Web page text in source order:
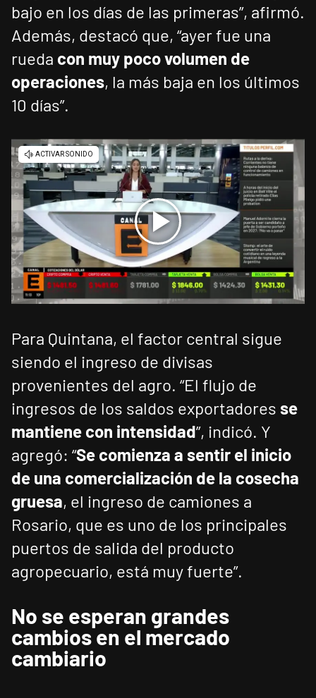
bajo en los días de las primeras”, afirmó.
Además, destacó que, “ayer fue una
rueda con muy poco volumen de
operaciones, la más baja en los últimos
10 días”.
Para Quintana, el factor central sigue
siendo el ingreso de divisas
provenientes del agro. “El flujo de
ingresos de los saldos exportadores se
mantiene con intensidad”, indicó. Y
agregó: “Se comienza a sentir el inicio
de una comercialización de la cosecha
gruesa, el ingreso de camiones a
Rosario, que es uno de los principales
puertos de salida del producto
agropecuario, está muy fuerte”.
No se esperan grandes
cambios en el mercado
cambiario